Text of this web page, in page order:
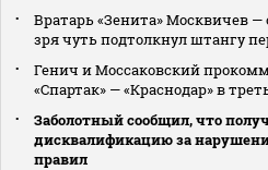
Вратарь «Зенита» Москвичев —
зря чуть подтолкнул штангу
Генич и Моссаковский
«Спартак» — «Краснодар» в
Заболотный сообщил, что
дисквалификацию за
правил